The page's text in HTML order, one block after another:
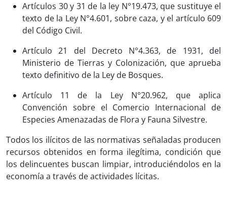
Artículos 30 y 31 de la ley N°19.473, que sustituye el
texto de la Ley N°4.601, sobre caza, y el artículo 609
del Código Civil.
Artículo 21 del Decreto N°4.363, de 1931, del
Ministerio de Tierras y Colonización, que aprueba
texto definitivo de la Ley de Bosques.
Artículo 11 de la Ley N°20.962, que aplica
Convención sobre el Comercio Internacional de
Especies Amenazadas de Flora y Fauna Silvestre.
Todos los ilícitos de las normativas señaladas producen
recursos obtenidos en forma ilegítima, condición que
los delincuentes buscan limpiar, introduciéndolos en la
economía a través de actividades lícitas.